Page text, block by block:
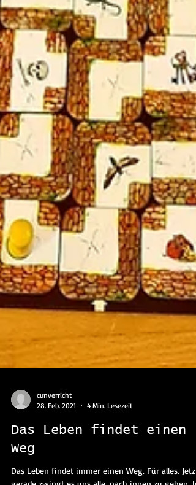
cunverricht
28. Feb. 2021
4 Min. Lesezeit
Das Leben findet einen
Weg